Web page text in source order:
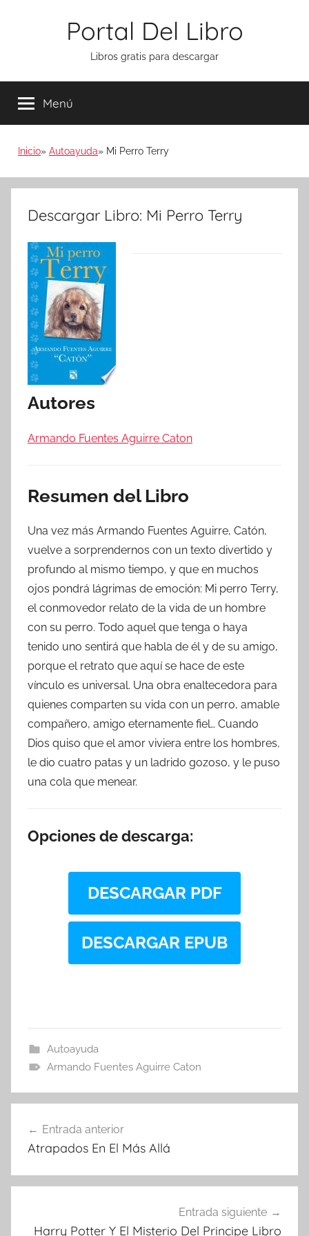
Portal Del Libro
Libros gratis para descargar
Menú
Inicio Autoayuda Mi Perro Terry
Descargar Libro: Mi Perro Terry
Autores
Armando Fuentes Aguirre Caton
Resumen del Libro
Una vez más Armando Fuentes Aguirre, Catón,
vuelve a sorprendernos con un texto divertido y
profundo al mismo tiempo, y que en muchos
ojos pondrá lágrimas de emoción: Mi perro Terry,
el conmovedor relato de la vida de un hombre
con su perro. Todo aquel que tenga o haya
tenido uno sentirá que habla de él y de su amigo,
porque el retrato que aquí se hace de este
vínculo es universal. Una obra enaltecedora para
quienes comparten su vida con un perro, amable
compañero, amigo eternamente fiel… Cuando
Dios quiso que el amor viviera entre los hombres,
le dio cuatro patas y un ladrido gozoso, y le puso
una cola que menear.
Opciones de descarga:
DESCARGAR PDF
DESCARGAR EPUB
Autoayuda
Armando Fuentes Aguirre Caton
de
Entrada anterior
Atrapados En El Más Allá
Entrada siguiente
Harry Potter Y El Misterio Del Principe Libro